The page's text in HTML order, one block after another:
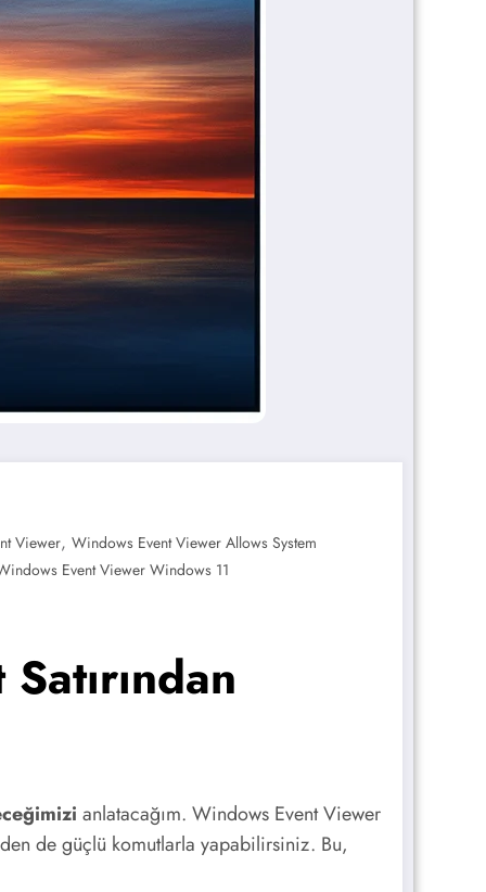
Viewer, Windows Event Viewer Allows System
Event Viewer Windows 11
anlatacağım. Windows Event Viewer
de güçlü komutlarla yapabilirsiniz. Bu,